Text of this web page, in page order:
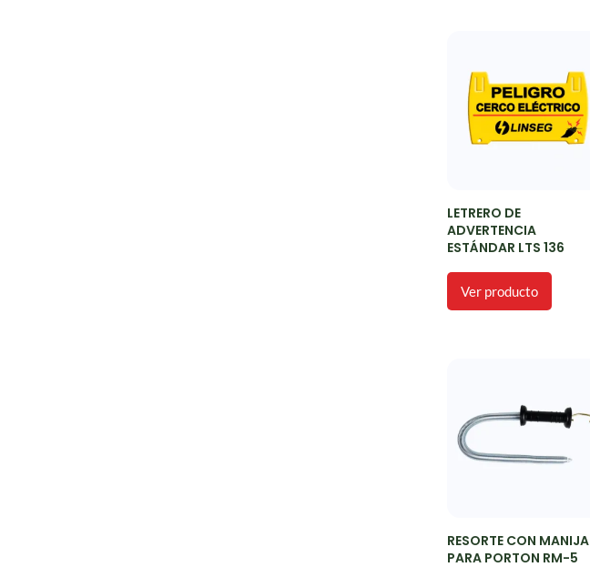
LETRERO DE
ADVERTENCIA
ESTÁNDAR LTS 136
Ver producto
RESORTE CON MANIJA
PARA PORTON RM-5